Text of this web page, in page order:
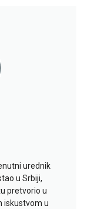
urednik
u Srbiji,
pretvorio u
iskustvom u